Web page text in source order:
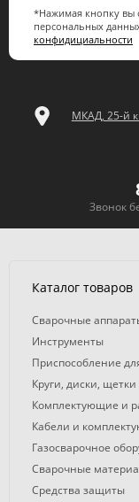
*Нажимая кнопку вы
персональных
конфидициальности
МКАД, 25-й
Звонок
Каталог товаров
Сварочные
Инструменты
Приспособление
Круги, диски, щетки
Комплектующие и
Кабели и
Газосварочное
Сварочные
Средства защиты